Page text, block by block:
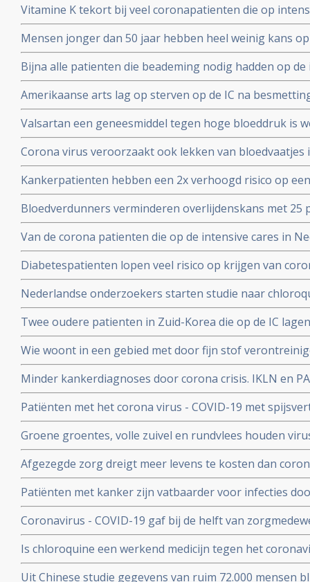
studieprotocol
Vitamine K tekort bij veel coronapatienten die op
en beademing nodig hadden blijkt uit Nederlands
Mensen jonger dan 50 jaar hebben heel weinig kans
met het coronavirus, blijkt uit onderzoek van de
Bijna alle patienten die beademing nodig hadden op
Yorkse ziekenhuizen overleden (88 procent).
waren de belangrijkste factoren
Amerikaanse arts lag op sterven op de IC na
infusen met hoge dosis vitamine C redde zijn leven
Valsartan een geneesmiddel tegen hoge bloeddruk is
het corona virus. Nederlandse onderzoekers aan de
gerandomiseerd onderzoek. ]
Corona virus veroorzaakt ook lekken van
de ACE2-receptoren en maakt dit corona virus nog
onderzoekers aan de Radboud universiteit
Kankerpatienten hebben een 2x verhoogd risico op
virus blijkt uit studie in Wujang. Waarschijnlijk doordat
Bloedverdunners verminderen overlijdenskans met
corona virus die een SOHA score - sepsis-
hadden bij opname op de Intensive Care
Van de corona patienten die op de intensive cares in
32 procent mensen met ernstig overgewicht en
Diabetespatienten lopen veel risico op krijgen van
eerste Nederlandse onderzoek onder 100 patienten.
Nederlandse onderzoekers starten studie naar
patienten die besmet zijn met het coronavirus - COVID-
Twee oudere patienten in Zuid-Korea die op de IC
corona virus door bloedplasma behandeling van
Wie woont in een gebied met door fijn stof
groter risico op overlijden aan corona virus in
zuiverder lucht
Minder kankerdiagnoses door corona crisis. IKLN en
effecten op langere termijn schrijven zij in een brief.
Patiënten met het corona virus - COVID-19 met
slechtere prognose om te overleven dan patiënten
Groene groentes, volle zuivel en rundvlees houden
blijkt uit studie van kinderarts Ellen van der Gaag. En
virus (COVID-19)
Afgezegde zorg dreigt meer levens te kosten dan
van Gupta Strategists, een adviesbureau gericht op de
Patiënten met kanker zijn vatbaarder voor infecties
(beenmergonderdrukking) veroorzaakt door hun
overleden daardoor relatief meer kankerpatienten
Coronavirus - COVID-19 gaf bij de helft van
verkoudheid en geen koorts en zij bleven gewoon
onderzoek bij 86 zorgmedewerkers
Is chloroquine een werkend medicijn tegen het
wel op. Hier een paar studies
Uit Chinese studie gegevens van ruim 72.000 mensen